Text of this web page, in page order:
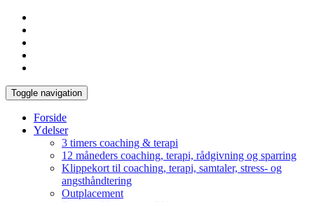
Toggle navigation
Forside
Ydelser
3 timers coaching & terapi
12 måneders coaching, terapi, rådgivning og sparring
Klippekort til coaching, terapi, samtaler, stress- og
angsthåndtering
Outplacement